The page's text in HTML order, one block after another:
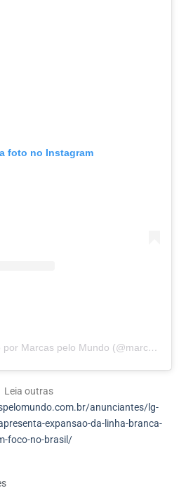
foto no Instagram
Um post compartilhado por Marcas pelo Mundo (@marcaspelomundo.eli)
Leia outras
anunciantes/lg-
expansao-da-linha-branca-
foco-no-brasil/